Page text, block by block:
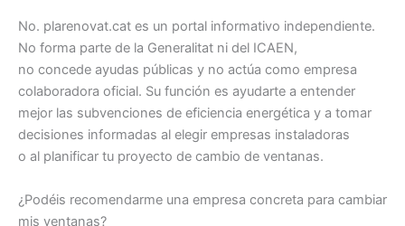
No. plarenovat.cat es un portal informativo independiente.
No forma parte de la Generalitat ni del ICAEN,
no concede ayudas públicas y no actúa como empresa
colaboradora oficial. Su función es ayudarte a entender
mejor las subvenciones de eficiencia energética y a tomar
decisiones informadas al elegir empresas instaladoras
o al planificar tu proyecto de cambio de ventanas.
¿Podéis recomendarme una empresa concreta para cambiar
mis ventanas?